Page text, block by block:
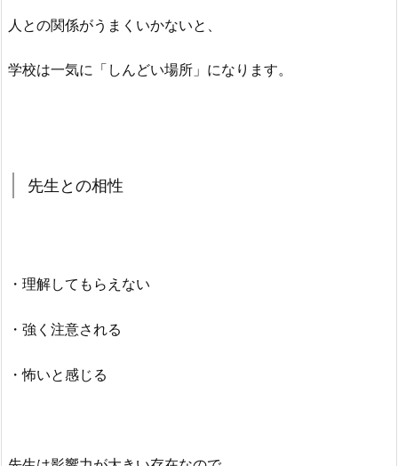
人との関係がうまくいかないと、
学校は一気に「しんどい場所」になります。
先生との相性
・理解してもらえない
・強く注意される
・怖いと感じる